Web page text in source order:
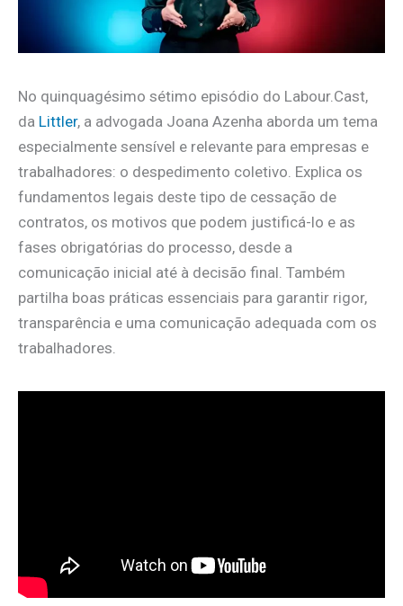
No quinquagésimo sétimo episódio do Labour.Cast,
da Littler, a advogada Joana Azenha aborda um tema
especialmente sensível e relevante para empresas e
trabalhadores: o despedimento coletivo. Explica os
fundamentos legais deste tipo de cessação de
contratos, os motivos que podem justificá-lo e as
fases obrigatórias do processo, desde a
comunicação inicial até à decisão final. Também
partilha boas práticas essenciais para garantir rigor,
transparência e uma comunicação adequada com os
trabalhadores.